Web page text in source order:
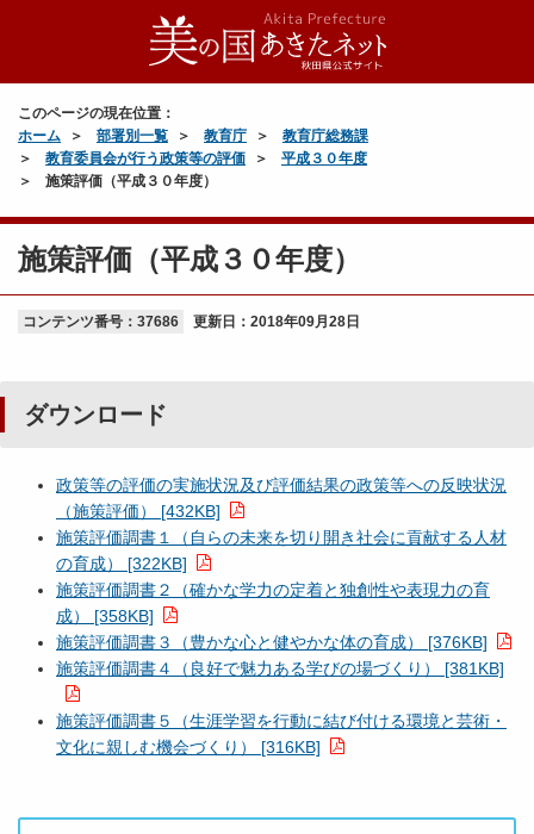
このページの現在位置：
ホーム
部署別一覧 教育庁
教育庁総務課
教育委員会が行う政策等の評価
平成３０年度
施策評価（平成３０年度）
施策評価（平成３０年度）
コンテンツ番号：37686 更新日： 2018年09月28日
ダウンロード
政策等の評価の実施状況及び評価結果の政策等への反映状況
（施策評価） [432KB]
施策評価調書１（自らの未来を切り開き社会に貢献する人材
の育成） [322KB]
施策評価調書２（確かな学力の定着と独創性や表現力の育
成） [358KB]
施策評価調書３（豊かな心と健やかな体の育成） [376KB]
施策評価調書４（良好で魅力ある学びの場づくり） [381KB]
施策評価調書５（生涯学習を行動に結び付ける環境と芸術・
文化に親しむ機会づくり） [316KB]